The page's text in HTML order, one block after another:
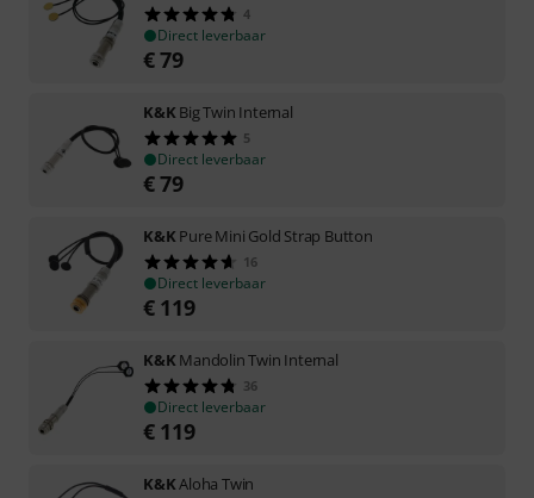
4
Direct leverbaar
€79
K&K Big Twin Internal
5
Direct leverbaar
€79
K&K Pure Mini Gold Strap Button
16
Direct leverbaar
€ 119
K&K Mandolin Twin Internal
36
Direct leverbaar
€ 119
K&KAloha Twin